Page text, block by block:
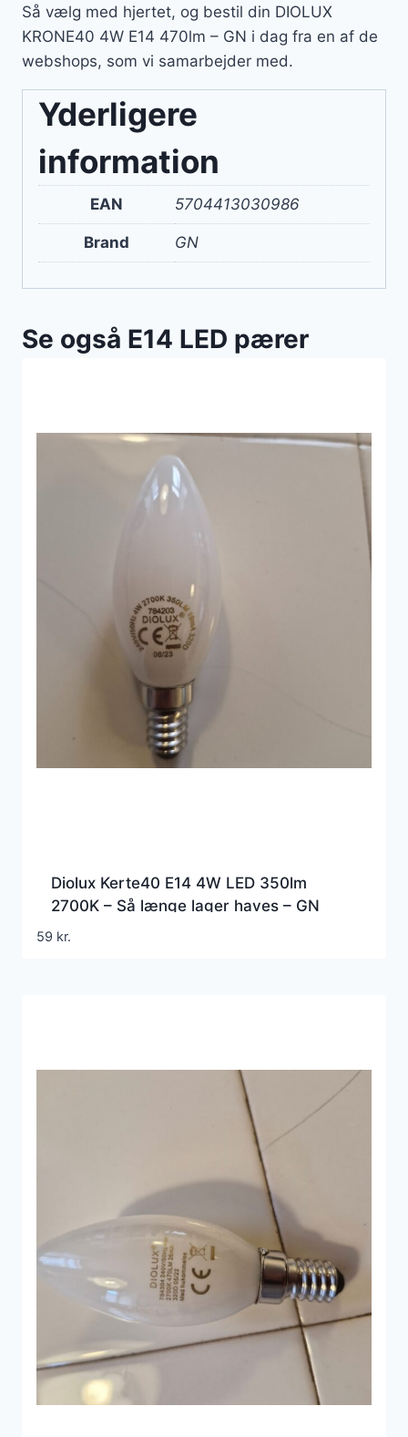
Så vælg med hjertet, og bestil din DIOLUX
KRONE40 4W E14 470lm – GN i dag fra en af de
webshops, som vi samarbejder med.
Yderligere
information
EAN 5704413030986
Brand GN
Se også E14 LED pærer
Diolux Kerte40 E14 4W LED 350lm
2700K – Så længe lager haves – GN
59 kr.